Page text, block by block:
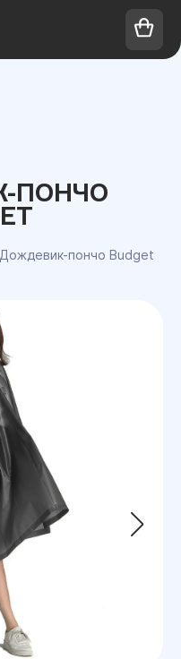
ПОНЧО
пончо Budget